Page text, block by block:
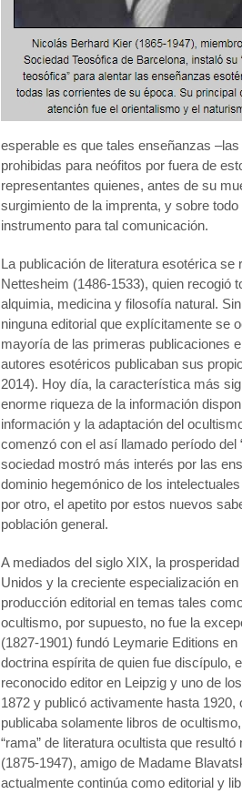
esperable es que tales enseñanzas
prohibidas para neófitos por fuera de
representantes quienes, antes de su
surgimiento de la imprenta, y sobre
instrumento para tal comunicación.
La publicación de literatura esotérica
Nettesheim (1486-1533), quien recogió
alquimia, medicina y filosofía natural.
ninguna editorial que explícitamente se
mayoría de las primeras publicaciones
autores esotéricos publicaban sus
2014). Hoy día, la característica más
enorme riqueza de la información
información y la adaptación del
comenzó con el así llamado período del
sociedad mostró más interés por las
dominio hegemónico de los
por otro, el apetito por estos nuevos
población general.
A mediados del siglo XIX, la
Unidos y la creciente especialización
producción editorial en temas tales
ocultismo, por supuesto, no fue la
(1827-1901) fundó Leymarie Editions
doctrina espírita de quien fue discípulo,
reconocido editor en Leipzig y uno de
1872 y publicó activamente hasta
publicaba solamente libros de
“rama” de literatura ocultista que
(1875-1947), amigo de Madame
actualmente continúa como editorial y